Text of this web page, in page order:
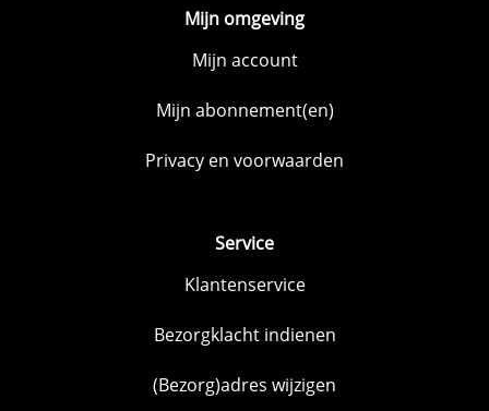
Mijn omgeving
Mijn account
Mijn abonnement(en)
Privacy en voorwaarden
Service
Klantenservice
Bezorgklacht indienen
(Bezorg)adres wijzigen